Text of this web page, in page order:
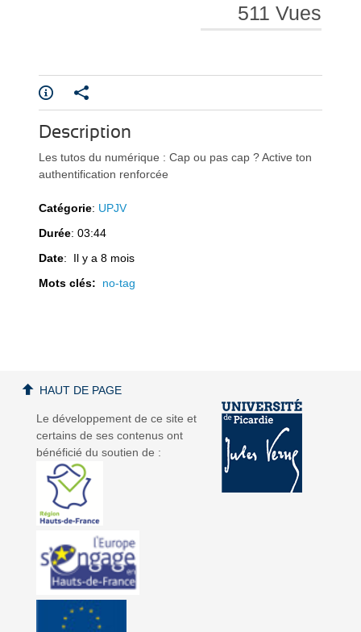
r
e
v
r
e
v
511 Vues
Description
Les tutos du numérique : Cap ou pas cap ? Active ton
authentification renforcée
Catégorie: UPJV
Durée: 03:44
Date: Il y a 8 mois
Mots clés: no-tag
Le développement de ce site et
certains de ses contenus ont
bénéficié du soutien de :
HAUT DE PAGE